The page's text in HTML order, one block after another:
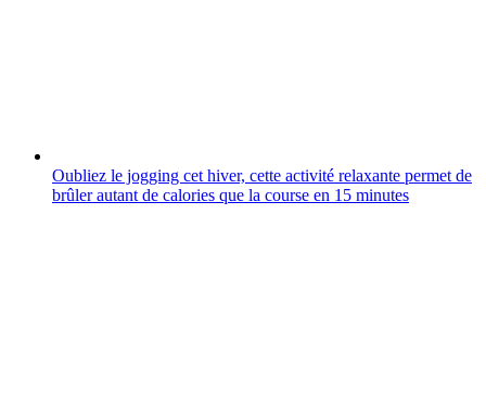
Oubliez le jogging cet hiver, cette activité relaxante permet de
brûler autant de calories que la course en 15 minutes